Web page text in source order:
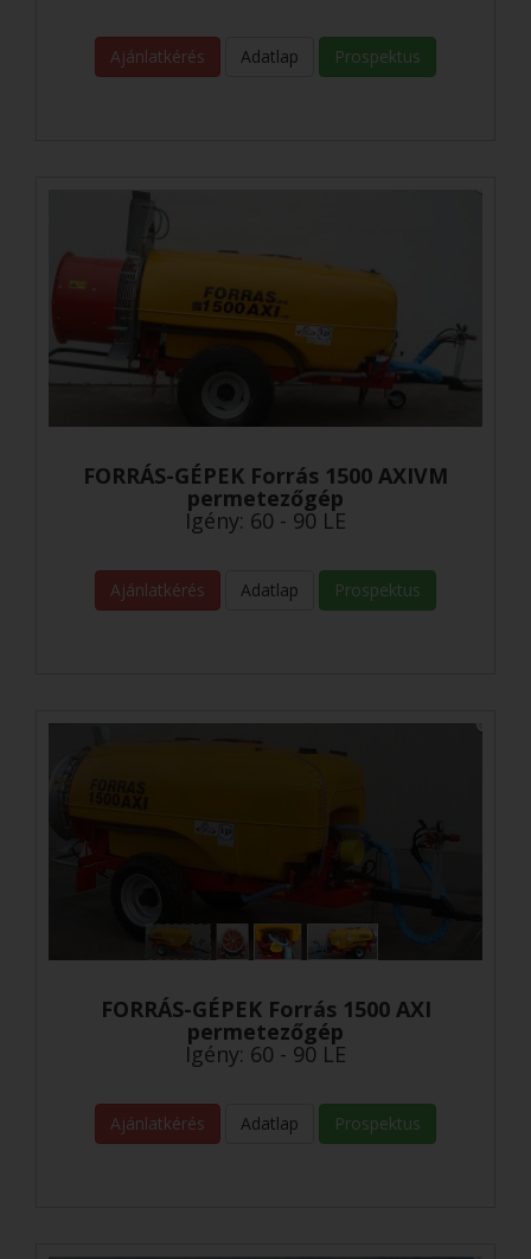
Ajánlatkérés Adatlap Prospektus
FORRÁS-GÉPEK Forrás 1500 AXIVM
permetezőgép
Igény: 60 - 90 LE
Ajánlatkérés Adatlap Prospektus
FORRÁS-GÉPEK Forrás 1500 AXI
permetezőgép
Igény: 60 - 90 LE
Ajánlatkérés Adatlap Prospektus